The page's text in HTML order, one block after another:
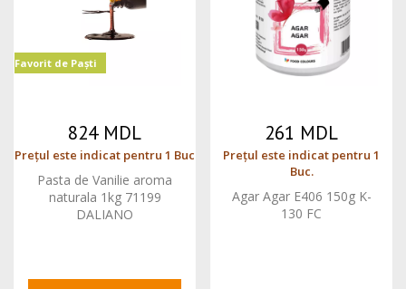
Favorit de Paști
824 MDL
Prețul este indicat pentru 1 Buc
Pasta de Vanilie aroma
naturala 1kg 71199
DALIANO
261 MDL
Prețul este indicat pentru 1
Buc.
Agar Agar E406 150g K-
130 FC